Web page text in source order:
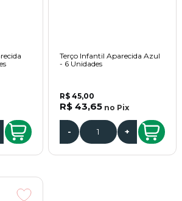
Terço Infantil Aparecida Azul
- 6 Unidades
R$ 45,00
R$ 43,65 no Pix
- +